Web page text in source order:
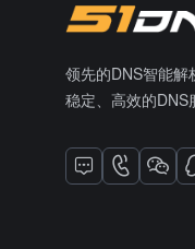
领先的DNS智能解
稳定、高效的DNS